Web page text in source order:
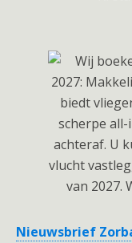
Nieuwsbrief